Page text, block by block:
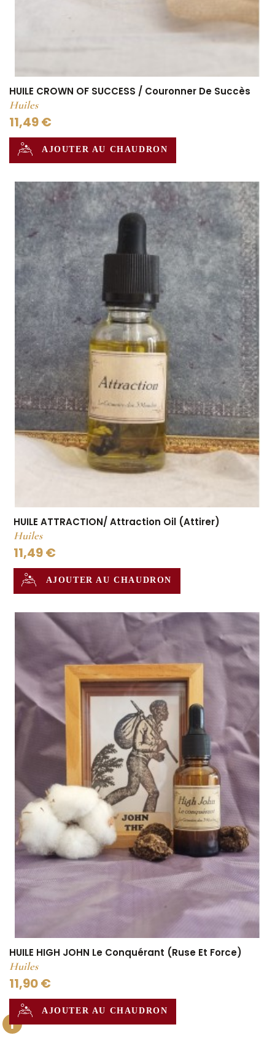
HUILE CROWN OF SUCCESS / Couronner De Succès
Huiles
11,49 €
AJOUTER AU CHAUDRON
HUILE ATTRACTION/ Attraction Oil (Attirer)
Huiles
11,49 €
AJOUTER AU CHAUDRON
HUILE HIGH JOHN Le Conquérant (Ruse Et Force)
Huiles
11,90 €
AJOUTER AU CHAUDRON